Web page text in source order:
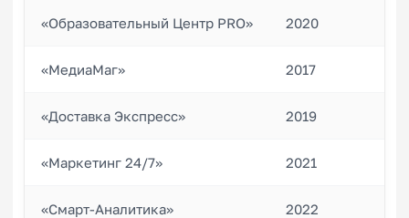
«Образовательный Центр PRO» 2020
«МедиаМаг» 2017
«Доставка Экспресс» 2019
«Маркетинг 24/7» 2021
«Смарт-Аналитика» 2022